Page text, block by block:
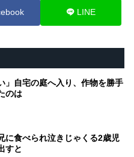
LINE
」自宅の庭へ入り、作物を勝手
のは
に食べられ泣きじゃくる2歳児
すと